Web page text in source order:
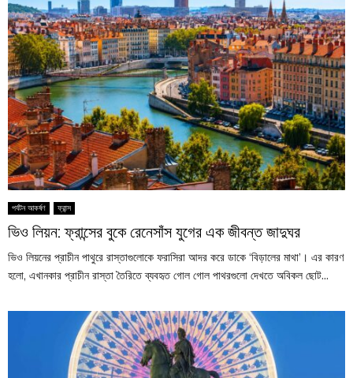
পর্যটন আকর্ষণ ফ্রান্স
ভিও লিয়ন: ফ্রান্সের বুকে রেনেসাঁস যুগের এক জীবন্ত জাদুঘর
ভিও লিয়নের প্রাচীন পাথুরে রাস্তাগুলোকে ফরাসিরা আদর করে ডাকে ‘বিড়ালের মাথা’। এর কারণ
হলো, এখানকার প্রাচীন রাস্তা তৈরিতে ব্যবহৃত গোল গোল পাথরগুলো দেখতে অবিকল ছোট...